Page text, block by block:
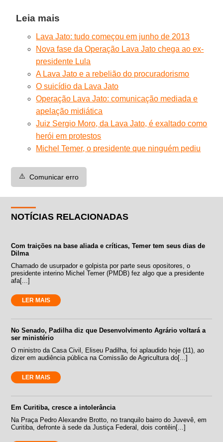
Leia mais
Lava Jato: tudo começou em junho de 2013
Nova fase da Operação Lava Jato chega ao ex-
presidente Lula
A Lava Jato e a rebelião do procuradorismo
O suicídio da Lava Jato
Operação Lava Jato: comunicação mediada e
apelação midiática
Juiz Sergio Moro, da Lava Jato, é exaltado como
herói em protestos
Michel Temer, o presidente que ninguém pediu
⚠️ Comunicar erro
NOTÍCIAS RELACIONADAS
Com traições na base aliada e críticas, Temer tem seus dias de
Dilma
Chamado de usurpador e golpista por parte seus opositores, o
presidente interino Michel Temer (PMDB) fez algo que a presidente
afa[...]
LER MAIS
No Senado, Padilha diz que Desenvolvimento Agrário voltará a
ser ministério
O ministro da Casa Civil, Eliseu Padilha, foi aplaudido hoje (11), ao
dizer em audiência pública na Comissão de Agricultura do[...]
LER MAIS
Em Curitiba, cresce a intolerância
Na Praça Pedro Alexandre Brotto, no tranquilo bairro do Juvevê, em
Curitiba, defronte à sede da Justiça Federal, dois contêin[...]